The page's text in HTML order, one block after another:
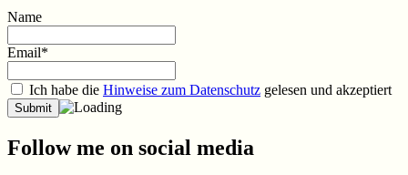
Name
Email*
Ich habe die Hinweise zum Datenschutz gelesen und akzeptiert
Follow me on social media